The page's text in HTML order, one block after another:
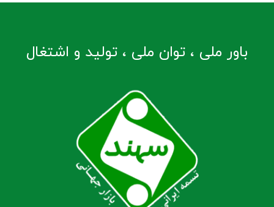
باور ملی ، توان ملی ، تولید و اشتغال